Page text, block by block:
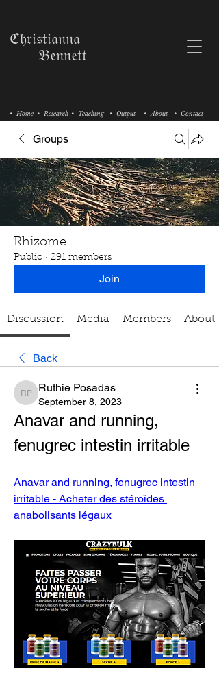
• Research • Teaching
• Home • Output • About • Contact
ℭ𝔥𝔯𝔦𝔰𝔱𝔦𝔞𝔫𝔫𝔞
𝔅𝔢𝔫𝔫𝔢𝔱𝔱
Groups
Rhizome
Public · 291 members
Join
Discussion Media Members About
Back
Ruthie Posadas
Ruthie Posadas
September 8, 2023
Anavar and running,
fenugrec intestin irritable
Anavar and running, fenugrec intestin
irritable - Acheter des stéroïdes
anabolisants légaux